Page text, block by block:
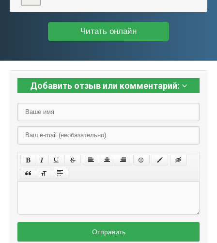
Читать онлайн
Добавить отзыв или комментарий:
Отправить